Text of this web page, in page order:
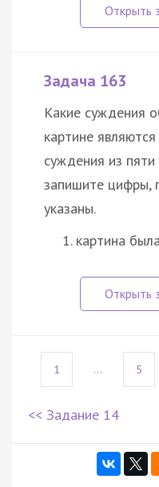
Задача 163
Какие суждения
картине
суждения из
запишите цифры,
указаны.
картина
1 ... 5
<< Задание 14